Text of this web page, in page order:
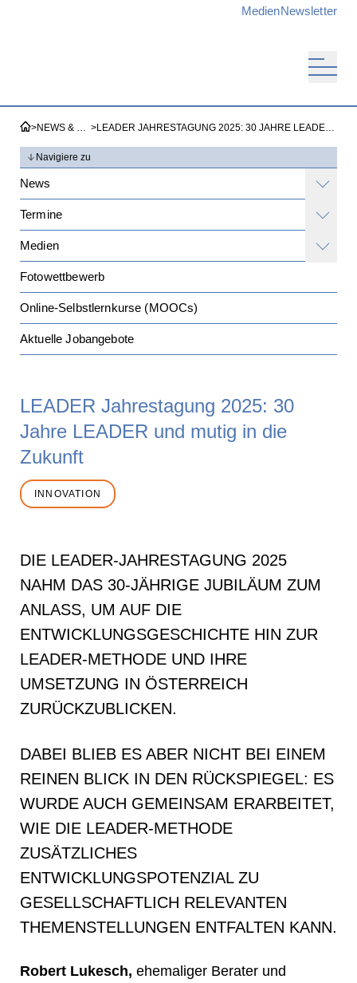
MedienNewsletter
> NEWS & TERMINE > LEADER JAHRESTAGUNG 2025: 30 JAHRE LEADER UND MUTIG IN DIE ZUKUNFT
Navigiere zu
News
Termine
Medien
Fotowettbewerb
Online-Selbstlernkurse (MOOCs)
Aktuelle Jobangebote
LEADER Jahrestagung 2025: 30
Jahre LEADER und mutig in die
Zukunft
INNOVATION
DIE LEADER-JAHRESTAGUNG 2025
NAHM DAS 30-JÄHRIGE JUBILÄUM ZUM
ANLASS, UM AUF DIE
ENTWICKLUNGSGESCHICHTE HIN ZUR
LEADER-METHODE UND IHRE
UMSETZUNG IN ÖSTERREICH
ZURÜCKZUBLICKEN.
DABEI BLIEB ES ABER NICHT BEI EINEM
REINEN BLICK IN DEN RÜCKSPIEGEL: ES
WURDE AUCH GEMEINSAM ERARBEITET,
WIE DIE LEADER-METHODE
ZUSÄTZLICHES
ENTWICKLUNGSPOTENZIAL ZU
GESELLSCHAFTLICH RELEVANTEN
THEMENSTELLUNGEN ENTFALTEN KANN.
Robert Lukesch, ehemaliger Berater und